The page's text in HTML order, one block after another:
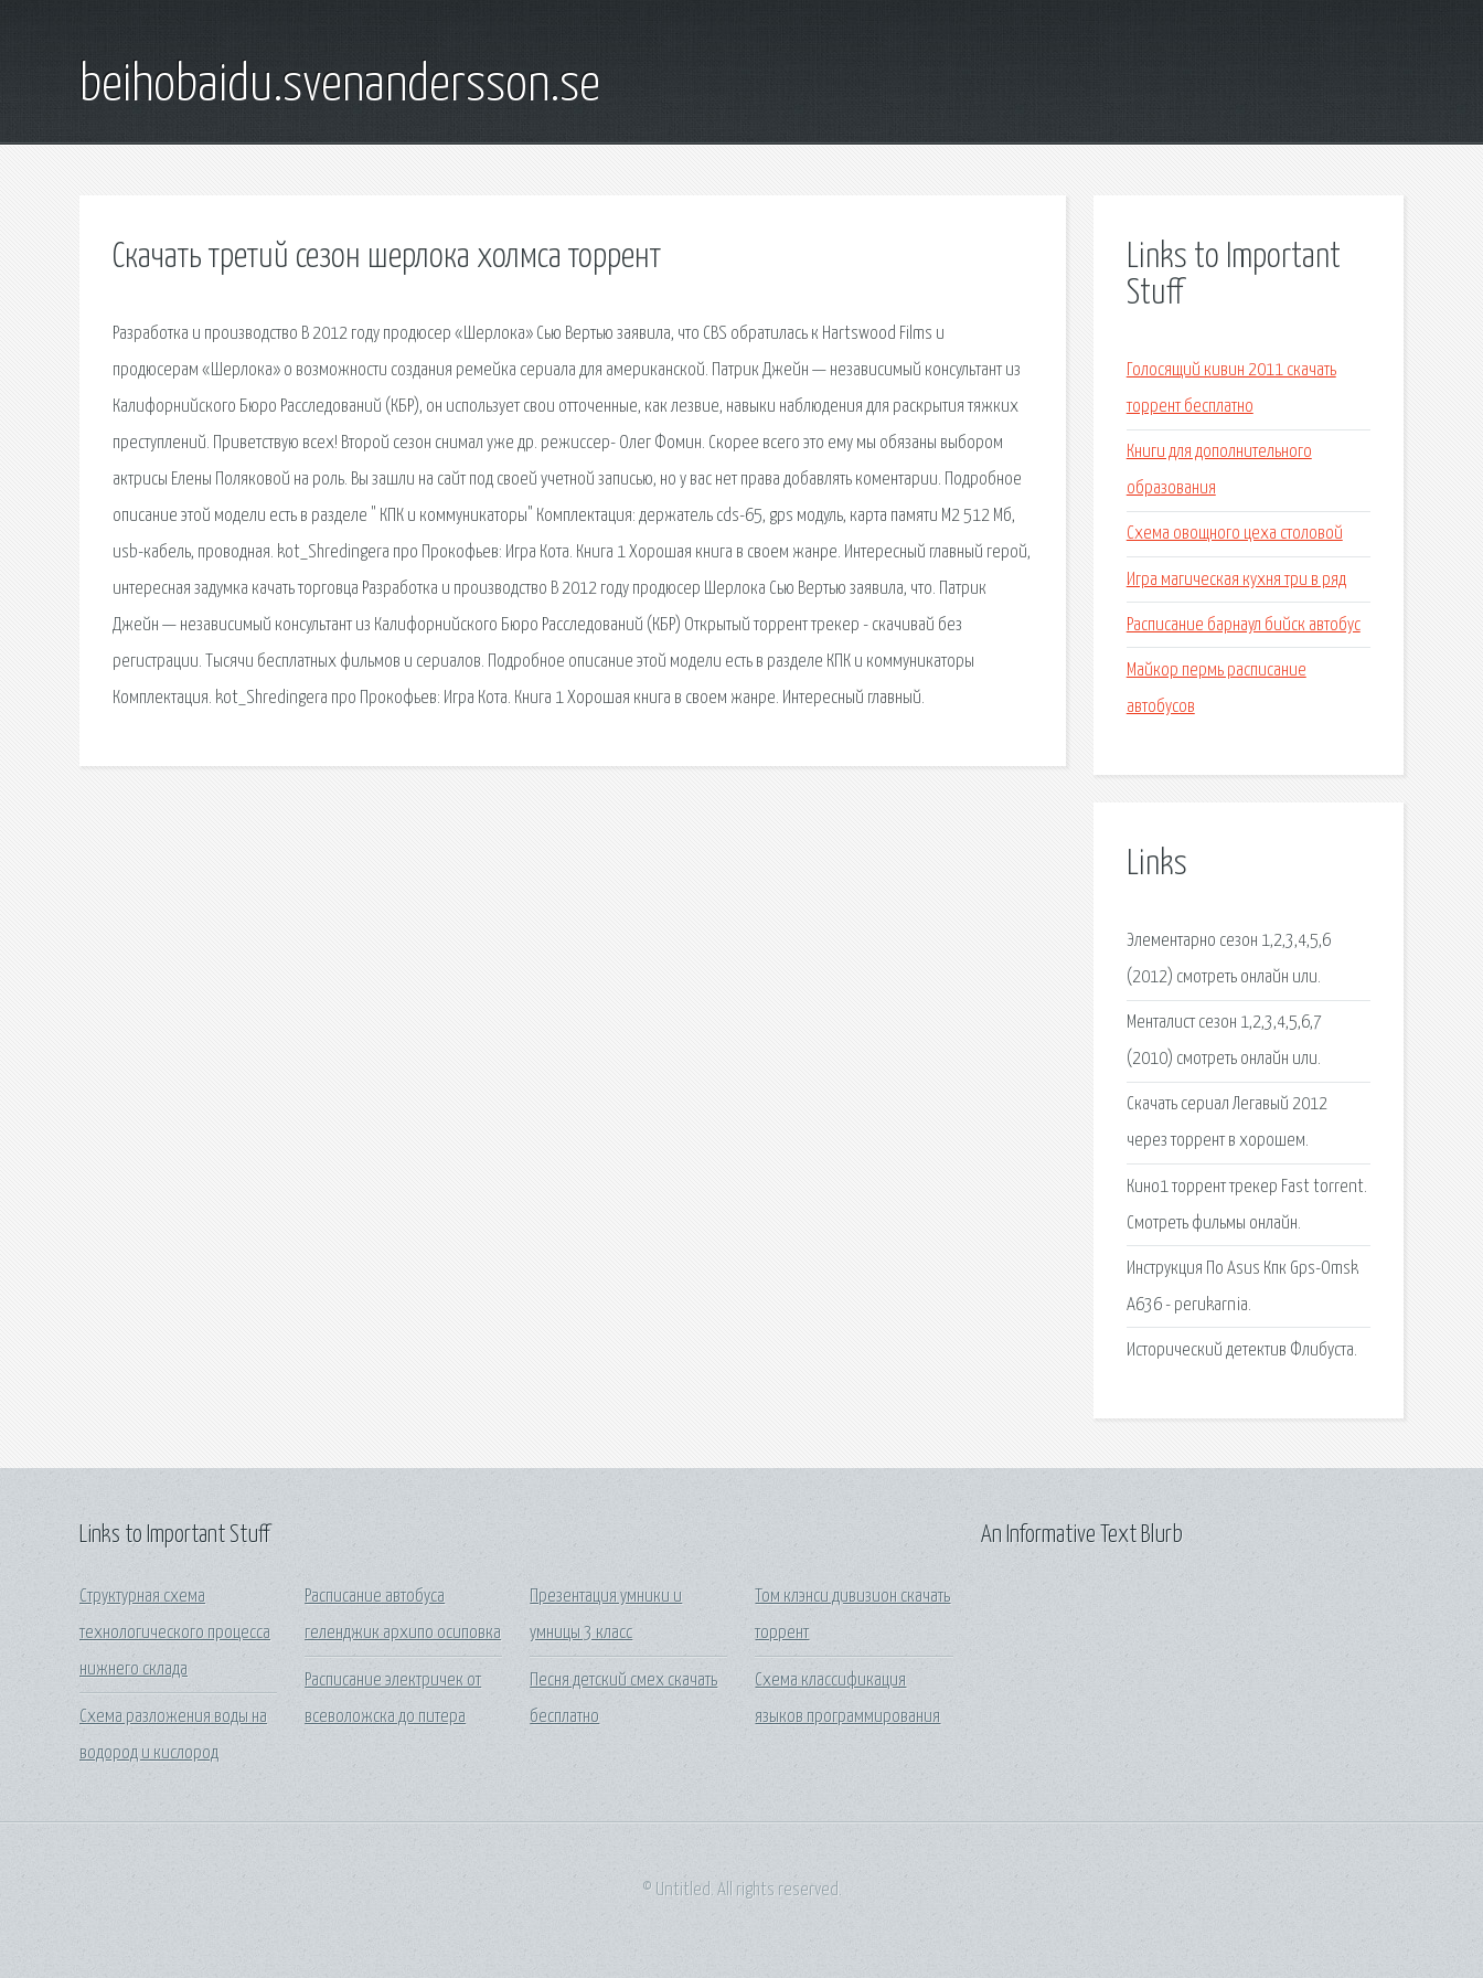
beihobaidu.svenandersson.se
Скачать третий сезон шерлока холмса торрент
Разработка и производство В 2012 году продюсер «Шерлока» Сью Вертью заявила, что CBS обратилась к Hartswood Films и
продюсерам «Шерлока» о возможности создания ремейка сериала для американской. Патрик Джейн — независимый консультант из
Калифорнийского Бюро Расследований (КБР), он использует свои отточенные, как лезвие, навыки наблюдения для раскрытия тяжких
преступлений. Приветствую всех! Второй сезон снимал уже др. режиссер- Олег Фомин. Скорее всего это ему мы обязаны выбором
актрисы Елены Поляковой на роль. Вы зашли на сайт под своей учетной записью, но у вас нет права добавлять коментарии. Подробное
описание этой модели есть в разделе " КПК и коммуникаторы" Комплектация: держатель cds-65, gps модуль, карта памяти М2 512 Мб,
usb-кабель, проводная. kot_Shredingera про Прокофьев: Игра Кота. Книга 1 Хорошая книга в своем жанре. Интересный главный герой,
интересная задумка качать торговца Разработка и производство В 2012 году продюсер Шерлока Сью Вертью заявила, что. Патрик
Джейн — независимый консультант из Калифорнийского Бюро Расследований (КБР) Открытый торрент трекер - скачивай без
регистрации. Тысячи бесплатных фильмов и сериалов. Подробное описание этой модели есть в разделе КПК и коммуникаторы
Комплектация. kot_Shredingera про Прокофьев: Игра Кота. Книга 1 Хорошая книга в своем жанре. Интересный главный.
Links to Important
Stuff
Голосящий кивин 2011 скачать
торрент бесплатно
Книги для дополнительного
образования
Схема овощного цеха столовой
Игра магическая кухня три в ряд
Расписание барнаул бийск автобус
Майкор пермь расписание
автобусов
Links
Элементарно сезон 1,2,3,4,5,6
(2012) смотреть онлайн или.
Менталист сезон 1,2,3,4,5,6,7
(2010) смотреть онлайн или.
Скачать сериал Легавый 2012
через торрент в хорошем.
Кино1 торрент трекер Fast torrent.
Смотреть фильмы онлайн.
Инструкция По Asus Кпк Gps-Omsk
A636 - perukarnia.
Исторический детектив Флибуста.
Links to Important Stuff
Структурная схема
технологического процесса
нижнего склада
Схема разложения воды на
водород и кислород
Расписание автобуса
геленджик архипо осиповка
Расписание электричек от
всеволожска до питера
Презентация умники и
умницы 3 класс
Песня детский смех скачать
бесплатно
Том клэнси дивизион скачать
торрент
Схема классификация
языков программирования
An Informative Text Blurb
© Untitled. All rights reserved.